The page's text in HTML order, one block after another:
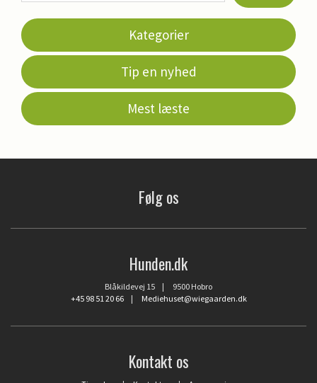
Kategorier
Tip en nyhed
Mest læste
Følg os
Hunden.dk
Blåkildevej 15 | 9500 Hobro
+45 98 51 20 66| Mediehuset@wiegaarden.dk
Kontakt os